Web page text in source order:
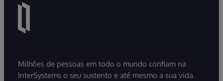
Milhões de pessoas em todo o mundo confiam na
InterSystems o seu sustento e até mesmo a sua vida.